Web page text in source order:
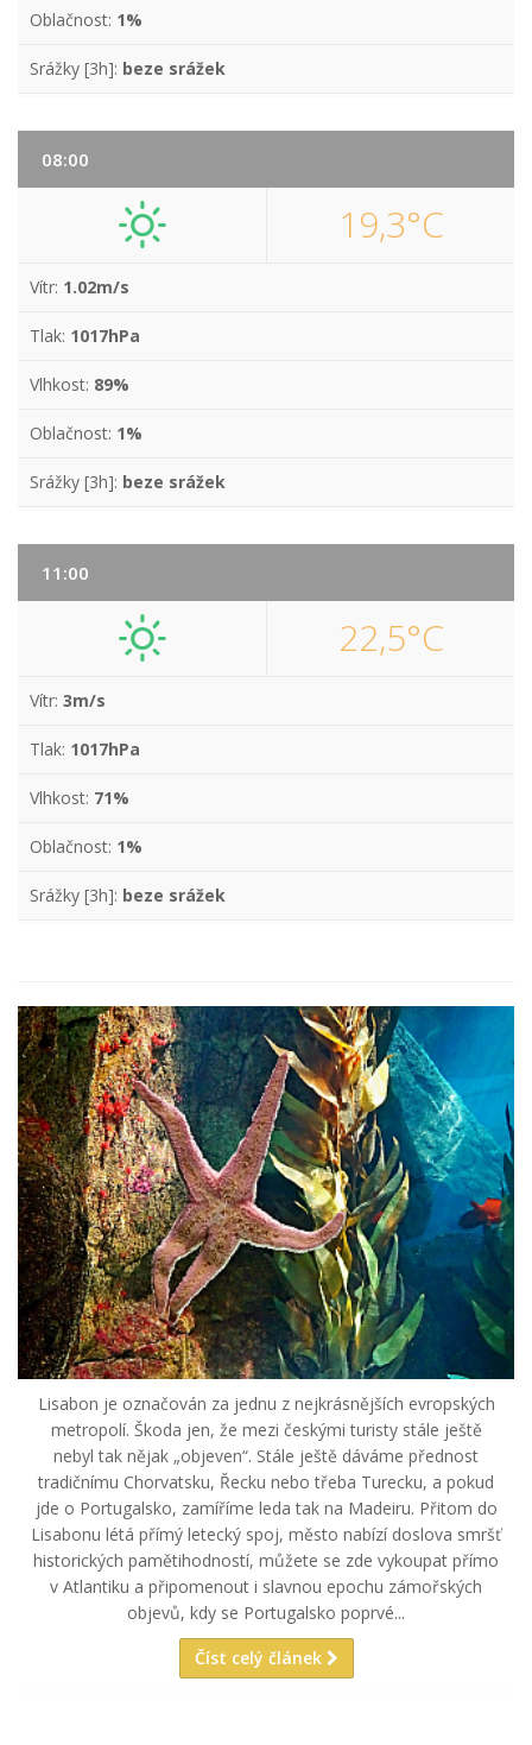
Oblačnost: 1%
Srážky [3h]: beze srážek
08:00
19,3°C
Vítr: 1.02m/s
Tlak: 1017hPa
Vlhkost: 89%
Oblačnost: 1%
Srážky [3h]: beze srážek
11:00
22,5°C
Vítr: 3m/s
Tlak: 1017hPa
Vlhkost: 71%
Oblačnost: 1%
Srážky [3h]: beze srážek
Lisabon je označován za jednu z nejkrásnějších evropských
metropolí. Škoda jen, že mezi českými turisty stále ještě
nebyl tak nějak „objeven“. Stále ještě dáváme přednost
tradičnímu Chorvatsku, Řecku nebo třeba Turecku, a pokud
jde o Portugalsko, zamíříme leda tak na Madeiru. Přitom do
Lisabonu létá přímý letecký spoj, město nabízí doslova smršť
historických pamětihodností, můžete se zde vykoupat přímo
v Atlantiku a připomenout i slavnou epochu zámořských
objevů, kdy se Portugalsko poprvé...
Číst celý článek